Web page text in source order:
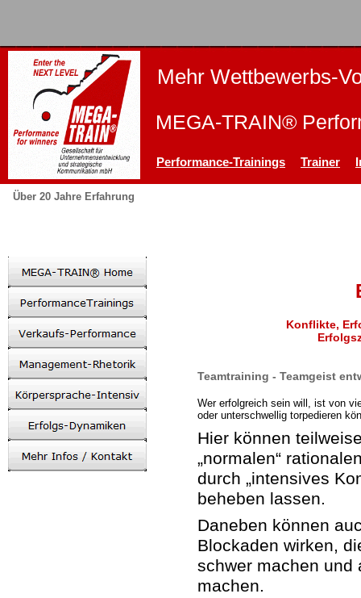
Mehr Wettbewerbs-
MEGA-TRAIN®
Performance-Trainings Trainer
Über 20 Jahre Erfahrung
Konflikte,
Teamtraining - Teamgeist
Wer erfolgreich sein will, ist von
oder unterschwellig torpedieren
Hier können
„normalen“
durch „intensives
beheben lassen.
Daneben können
Blockaden wirken,
schwer machen und
machen.